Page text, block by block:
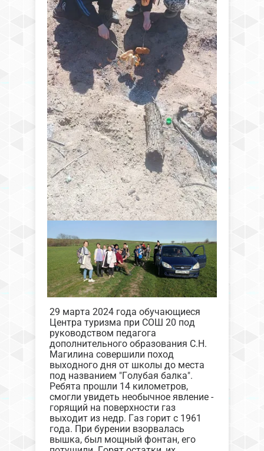
29 марта 2024 года обучающиеся
Центра туризма при СОШ 20 под
руководством педагога
дополнительного образования С.Н.
Магилина совершили поход
выходного дня от школы до места
под названием "Голубая балка".
Ребята прошли 14 километров,
смогли увидеть необычное явление -
горящий на поверхности газ
выходит из недр⁣⁣. Газ горит с 1961
года. При бурении взорвалась
вышка, был мощный фонтан, его